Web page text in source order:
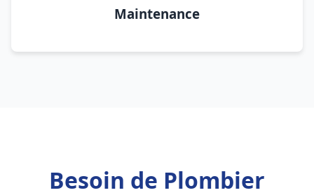
Maintenance
Besoin de Plombier